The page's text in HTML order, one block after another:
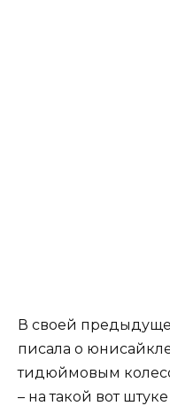
В своей
писала о
тидюймовым
– на такой вот